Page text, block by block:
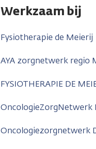
Werkzaam bij
Fysiotherapie de Meierij
AYA zorgnetwerk regio
FYSIOTHERAPIE DE
OncologieZorgNetwerk
Oncologiezorgnetwerk